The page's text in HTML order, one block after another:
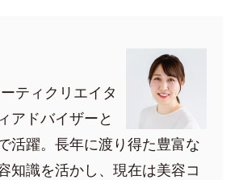
ティクリエイタ
アドバイザーと
活躍。長年に渡り得た豊富な
知識を活かし、現在は美容コ